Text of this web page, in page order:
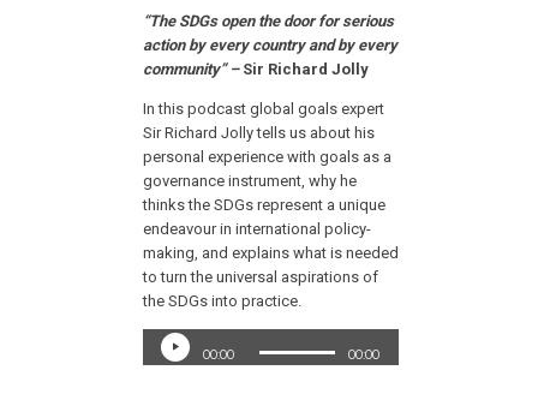
“The SDGs open the door for serious
action by every country and by every
community” – Sir Richard Jolly
In this podcast global goals expert
Sir Richard Jolly tells us about his
personal experience with goals as a
governance instrument, why he
thinks the SDGs represent a unique
endeavour in international policy-
making, and explains what is needed
to turn the universal aspirations of
the SDGs into practice.
Audio
Player
00:00 00:00